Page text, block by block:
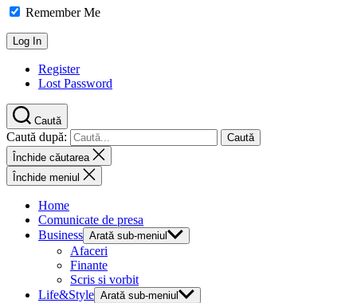
Remember Me
Register
Lost Password
Caută
Caută după:
Închide căutarea
Închide meniul
Home
Comunicate de presa
Business Arată sub-meniul
Afaceri
Finante
Scris si vorbit
Life&Style Arată sub-meniul